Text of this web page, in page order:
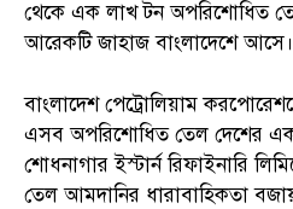
থেকে এক লাখ টন অপরিশোধিত
আরেকটি জাহাজ বাংলাদেশে আসে।
বাংলাদেশ পেট্রোলিয়াম
এসব অপরিশোধিত তেল দেশের
শোধনাগার ইস্টার্ন রিফাইনারি
তেল আমদানির ধারাবাহিকতা